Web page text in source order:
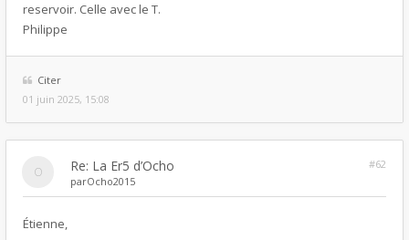
reservoir. Celle avec le T.
Philippe
Citer
01 juin 2025, 15:08
Re: La Er5 d’Ocho
#62
parOcho2015
Étienne,